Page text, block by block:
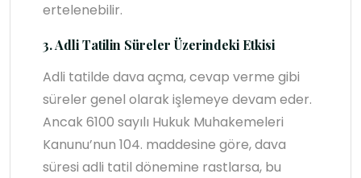
ertelenebilir.
3. Adli Tatilin Süreler Üzerindeki Etkisi
Adli tatilde dava açma, cevap verme gibi
süreler genel olarak işlemeye devam eder.
Ancak 6100 sayılı Hukuk Muhakemeleri
Kanunu’nun 104. maddesine göre, dava
süresi adli tatil dönemine rastlarsa, bu